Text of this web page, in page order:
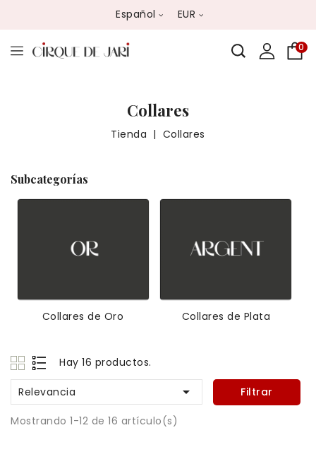
EUR
Español
0
Collares
Tienda Collares
Subcategorías
Collares de Oro Collares de Plata
Hay 16 productos.
Relevancia  Filtrar
Mostrando 1-12 de 16 artículo(s)